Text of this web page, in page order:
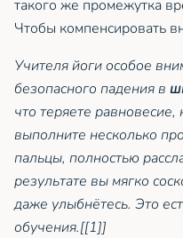
такого же промежутка
Чтобы компенсировать
Учителя йоги особое
безопасного падения в
что теряете
выполните несколько
пальцы, полностью
результате вы мягко
даже улыбнётесь. Это
обучения.[[1]]